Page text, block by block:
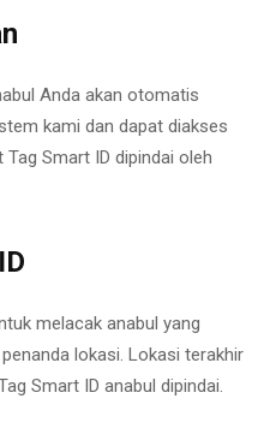
Anda akan otomatis
kami dan dapat diakses
Smart ID dipindai oleh
melacak anabul yang
lokasi. Lokasi terakhir
Smart ID anabul dipindai.